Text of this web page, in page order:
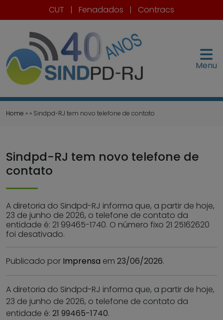
CUT | Fenadados | Contracs
Menu
Home » » Sindpd-RJ tem novo telefone de contato
Sindpd-RJ tem novo telefone de
contato
A diretoria do Sindpd-RJ informa que, a partir de hoje,
23 de junho de 2026, o telefone de contato da
entidade é: 21 99465-1740. O número fixo 21 25162620
foi desativado.
Publicado por Imprensa em 23/06/2026.
A diretoria do Sindpd-RJ informa que, a partir de hoje,
23 de junho de 2026, o telefone de contato da
entidade é: 21 99465-1740.